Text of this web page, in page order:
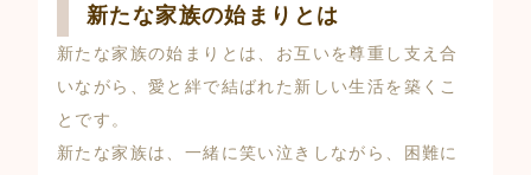
新たな家族の始まりとは
新たな家族の始まりとは、お互いを尊重し支え合
いながら、愛と絆で結ばれた新しい生活を築くこ
とです。
新たな家族は、一緒に笑い泣きしながら、困難に